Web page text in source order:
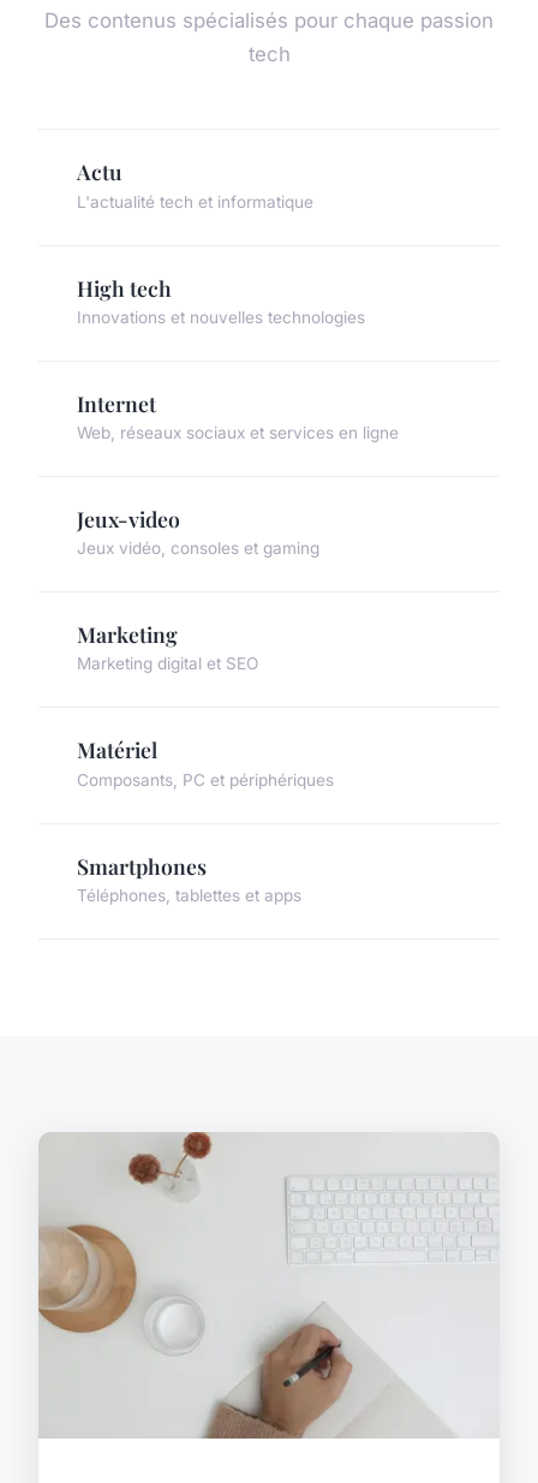
Des contenus spécialisés pour chaque passion
tech
Actu
L'actualité tech et informatique
High tech
Innovations et nouvelles technologies
Internet
Web, réseaux sociaux et services en ligne
Jeux-video
Jeux vidéo, consoles et gaming
Marketing
Marketing digital et SEO
Matériel
Composants, PC et périphériques
Smartphones
Téléphones, tablettes et apps